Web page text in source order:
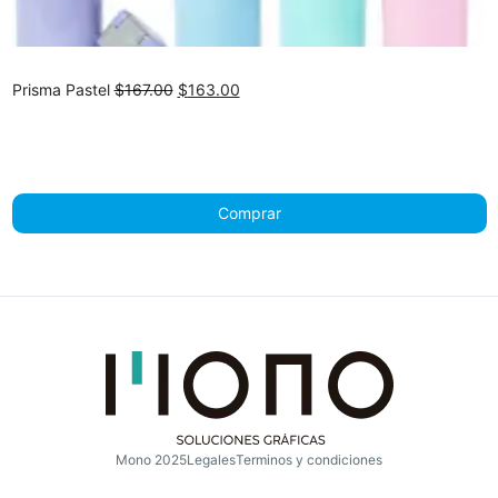
Prisma Pastel$167.00 Original
$163.00Current
Comprar
Mono 2025LegalesTerminos y condiciones